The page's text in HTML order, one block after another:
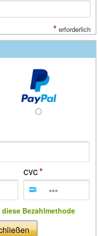
* erforderlich
CVC
Bezahlmethode